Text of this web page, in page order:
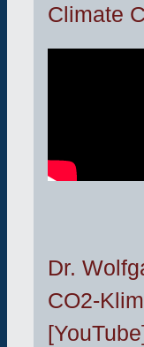
Climate
Dr.
CO2-